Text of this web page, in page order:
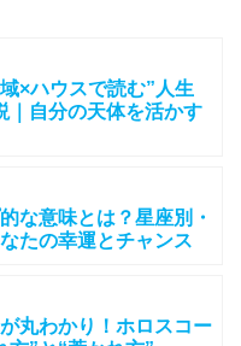
×ハウスで読む”人生
｜自分の天体を活かす
な意味とは？星座別・
たの幸運とチャンス
丸わかり！ホロスコー